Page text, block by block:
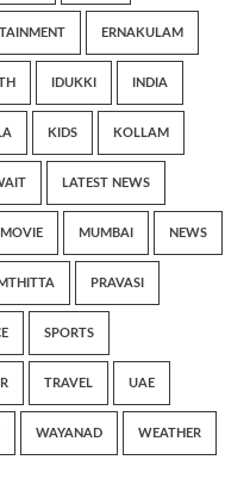
ERNAKULAM
IDUKKI INDIA
KIDS KOLLAM
LATEST NEWS
MOVIE MUMBAI NEWS
PRAVASI
SPORTS
TRAVEL UAE
WAYANAD WEATHER